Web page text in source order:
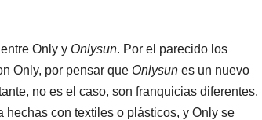
Only y Onlysun. Por el parecido los
Only, por pensar que Onlysun es un nuevo
no es el caso, son franquicias diferentes.
con textiles o plásticos, y Only se